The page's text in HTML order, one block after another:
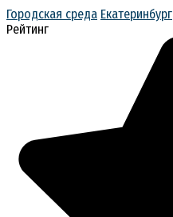
Городская среда Екатеринбург
Рейтинг